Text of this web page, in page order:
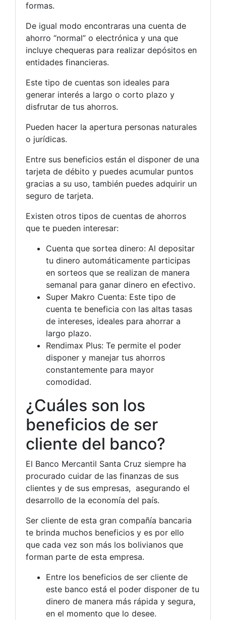
formas.
De igual modo encontraras una cuenta de
ahorro “normal” o electrónica y una que
incluye chequeras para realizar depósitos en
entidades financieras.
Este tipo de cuentas son ideales para
generar interés a largo o corto plazo y
disfrutar de tus ahorros.
Pueden hacer la apertura personas naturales
o jurídicas.
Entre sus beneficios están el disponer de una
tarjeta de débito y puedes acumular puntos
gracias a su uso, también puedes adquirir un
seguro de tarjeta.
Existen otros tipos de cuentas de ahorros
que te pueden interesar:
Cuenta que sortea dinero: Al depositar
tu dinero automáticamente participas
en sorteos que se realizan de manera
semanal para ganar dinero en efectivo.
Super Makro Cuenta: Este tipo de
cuenta te beneficia con las altas tasas
de intereses, ideales para ahorrar a
largo plazo.
Rendimax Plus: Te permite el poder
disponer y manejar tus ahorros
constantemente para mayor
comodidad.
¿Cuáles son los
beneficios de ser
cliente del banco?
El Banco Mercantil Santa Cruz siempre ha
procurado cuidar de las finanzas de sus
clientes y de sus empresas, asegurando el
desarrollo de la economía del país.
Ser cliente de esta gran compañía bancaria
te brinda muchos beneficios y es por ello
que cada vez son más los bolivianos que
forman parte de esta empresa.
Entre los beneficios de ser cliente de
este banco está el poder disponer de tu
dinero de manera más rápida y segura,
en el momento que lo desee.